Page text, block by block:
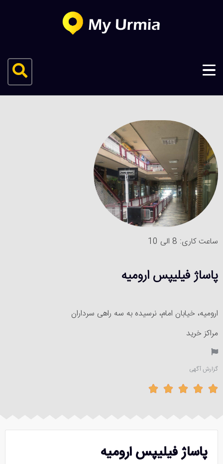
ساعت کاری: 8 الی 10
پاساژ فیلیپس ارومیه
ارومیه، خیابان امام، نرسیده به سه راهی سرداران
مراکز خرید
گزارش آگهی





پاساژ فیلیپس ارومیه